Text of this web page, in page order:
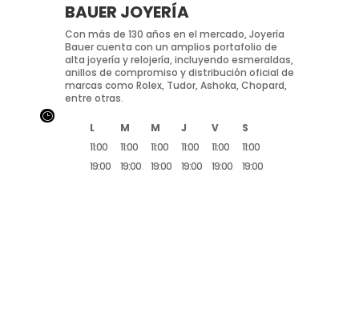
BAUER JOYERÍA
Con más de 130 años en el mercado, Joyería
Bauer cuenta con un amplios portafolio de
alta joyería y relojería, incluyendo esmeraldas,
anillos de compromiso y distribución oficial de
marcas como Rolex, Tudor, Ashoka, Chopard,
entre otras.
L M M J V
S
11:00
19:00
11:00
19:00
11:00
19:00
11:00
19:00
11:00
19:00
11:00
19:00
}